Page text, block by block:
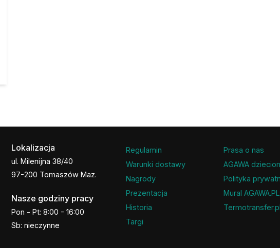
Lokalizacja
ul. Milenijna 38/40
97-200 Tomaszów Maz.
Nasze godziny pracy
Pon - Pt: 8:00 - 16:00
Sb: nieczynne
Regulamin
Warunki dostawy
Nagrody
Prezentacja
Historia
Targi
Prasa o nas
AGAWA
Polityka
Mural AGAWA.PL
Termotransfer.pl